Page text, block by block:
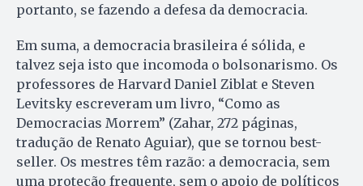
portanto, se fazendo a defesa da democracia.
Em suma, a democracia brasileira é sólida, e
talvez seja isto que incomoda o bolsonarismo. Os
professores de Harvard Daniel Ziblat e Steven
Levitsky escreveram um livro, “Como as
Democracias Morrem” (Zahar, 272 páginas,
tradução de Renato Aguiar), que se tornou best-
seller. Os mestres têm razão: a democracia, sem
uma proteção frequente, sem o apoio de políticos